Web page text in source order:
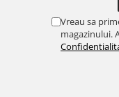
Vreau sa
magazinului.